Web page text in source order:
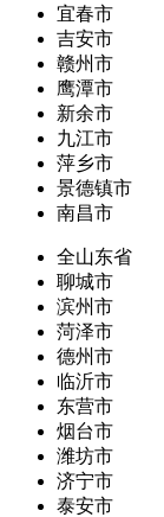
宜春市
吉安市
赣州市
鹰潭市
新余市
九江市
萍乡市
景德镇市
南昌市
全山东省
聊城市
滨州市
菏泽市
德州市
临沂市
东营市
烟台市
潍坊市
济宁市
泰安市